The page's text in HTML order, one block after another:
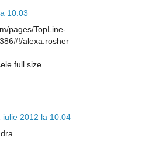
10:03
pages/TopLine-
alexa.rosher
full size
iulie 2012 la 10:04